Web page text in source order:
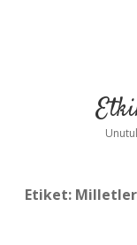
Etiket: Milletler